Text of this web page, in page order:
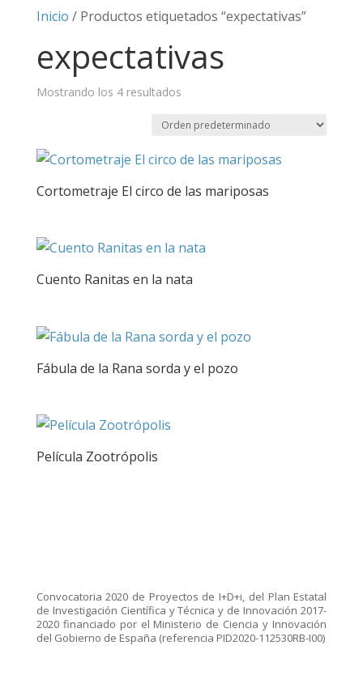
Inicio / Productos etiquetados “expectativas”
expectativas
Mostrando los 4 resultados
Cortometraje El circo de las mariposas
Cuento Ranitas en la nata
Fábula de la Rana sorda y el pozo
Película Zootrópolis
Convocatoria 2020 de Proyectos de I+D+i, del Plan Estatal
de Investigación Científica y Técnica y de Innovación 2017-
2020 financiado por el Ministerio de Ciencia y Innovación
del Gobierno de España (referencia PID2020-112530RB-I00)